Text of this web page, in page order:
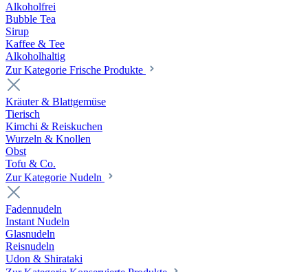
Alkoholfrei
Bubble Tea
Sirup
Kaffee & Tee
Alkoholhaltig
Zur Kategorie Frische Produkte
Kräuter & Blattgemüse
Tierisch
Kimchi & Reiskuchen
Wurzeln & Knollen
Obst
Tofu & Co.
Zur Kategorie Nudeln
Fadennudeln
Instant Nudeln
Glasnudeln
Reisnudeln
Udon & Shirataki